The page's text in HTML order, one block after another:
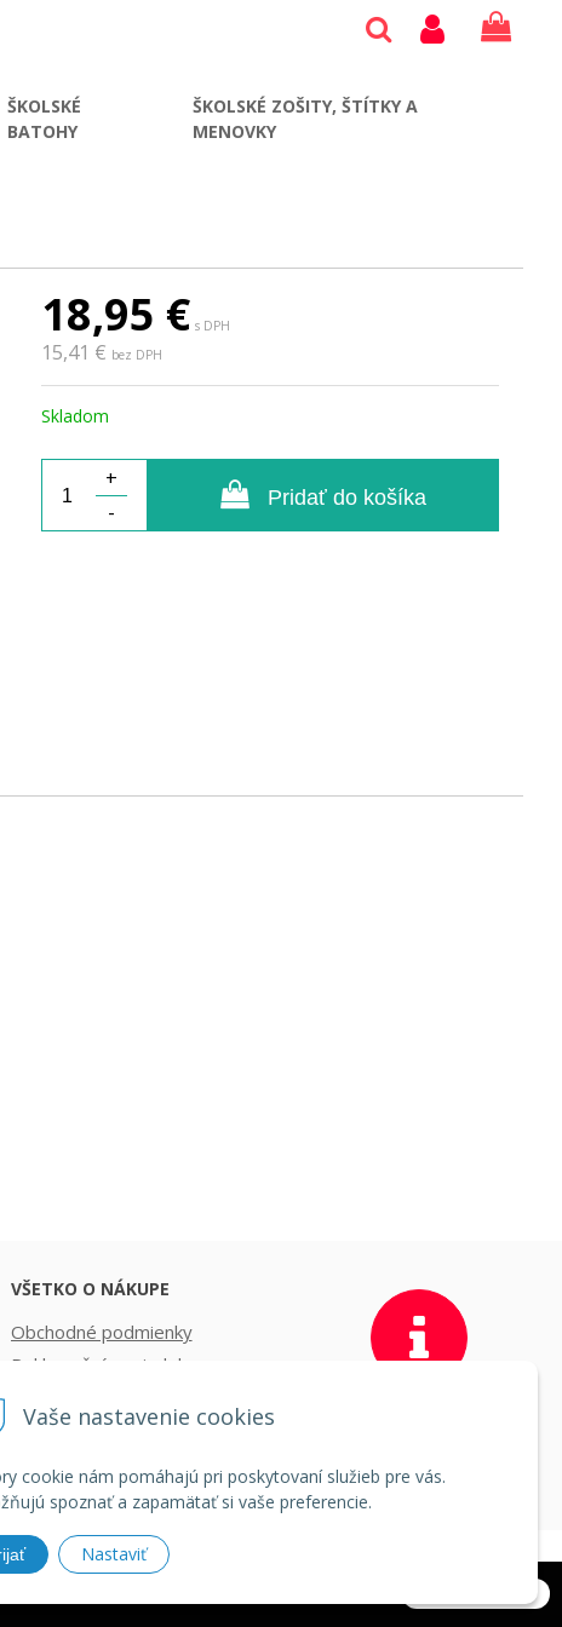
Vaše nastavenie cookies
cookie nám pomáhajú pri poskytovaní služieb pre vás.
spoznať a zapamätať si vaše preferencie.
Nastaviť
ŠKOLSKÉ
BATOHY
ŠKOLSKÉ ZOŠITY, ŠTÍTKY A
MENOVKY
18,95 € s DPH
15,41 € bez DPH
Skladom
+
-
Pridať do košíka
VŠETKO O NÁKUPE
Obchodné podmienky
Reklamačný poriadok
COOKIES
spoločnostiWEBYGROUP
stránok s tým súhlasíte.